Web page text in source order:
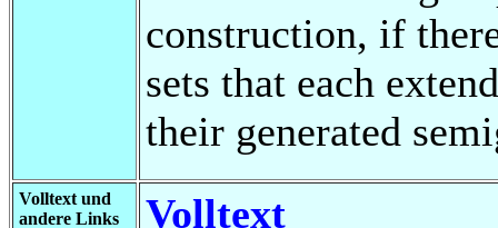
construction, if
sets that each
their generated
Volltext und
andere Links
Volltext